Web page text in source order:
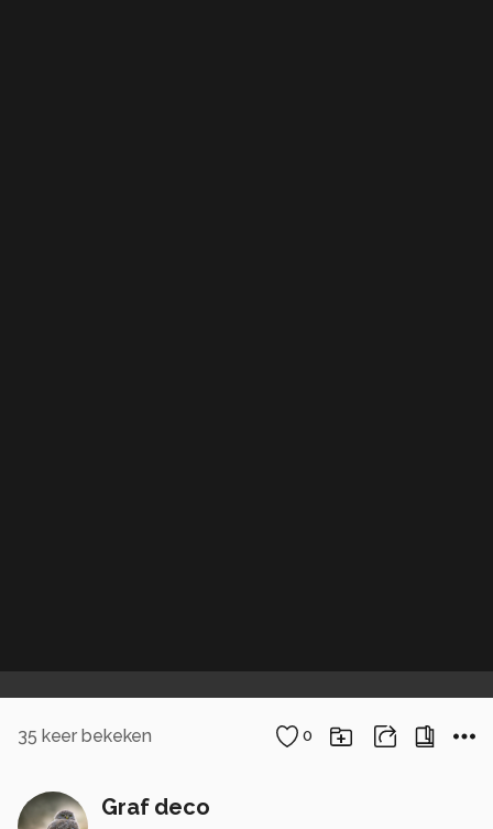
35 keer bekeken 0
Graf deco